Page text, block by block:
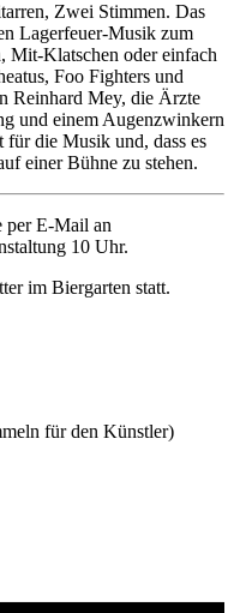
Zwei Stimmen. Das
Lagerfeuer-Musik zum
Klatschen oder einfach
Foo Fighters und
Reinhard Mey, die Ärzte
und einem Augenzwinkern
die Musik und, dass es
einer Bühne zu stehen.
per E-Mail an
10 Uhr.
im Biergarten statt.
für den Künstler)